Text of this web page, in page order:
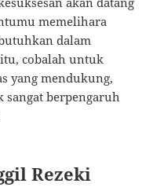
memelihara
dalam
cobalah untuk
yang mendukung,
sangat berpengaruh
Rezeki